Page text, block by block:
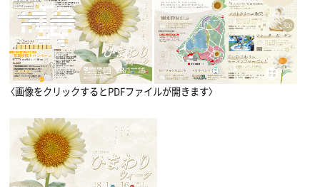
〈画像をクリックするとPDFファイルが開きます〉